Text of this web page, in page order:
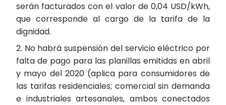
serán facturados con el valor de 0,04 USD/kWh,
que corresponde al cargo de la tarifa de la
dignidad.
2. No habrá suspensión del servicio eléctrico por
falta de pago para las planillas emitidas en abril
y mayo del 2020 (aplica para consumidores de
las tarifas residenciales; comercial sin demanda
e industriales artesanales, ambos conectados